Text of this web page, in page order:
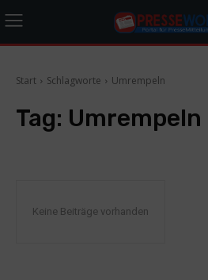
Start Schlagworte Umrempeln
Tag: Umrempeln
Keine Beiträge vorhanden